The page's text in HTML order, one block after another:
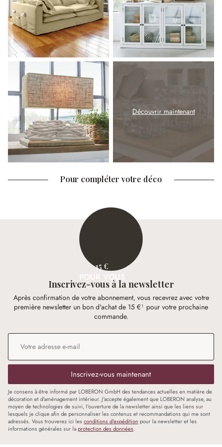
Découvrir maintenant
Pour compléter votre déco
15 €
POUR VOUS
Inscrivez-vous à la newsletter
Après confirmation de votre abonnement, vous recevrez avec votre
première newsletter un bon d'achat de 15 €¹ pour votre prochaine
commande.
Adresse e-mail*
Inscrivez-vous maintenant
Je consens à être informé par LOBERON GmbH des tendances actuelles en matière de
décoration et d'aménagement intérieur. J'accepte également que LOBERON analyse, au
moyen de technologies de suivi, l'ouverture de la newsletter ainsi que les liens sur
lesquels je clique afin de personnaliser les contenus et recommandations qui me sont
adressés. Vous trouverez ici les conditions d'expédition pour la newsletter et les
informations générales sur laprotection des données.